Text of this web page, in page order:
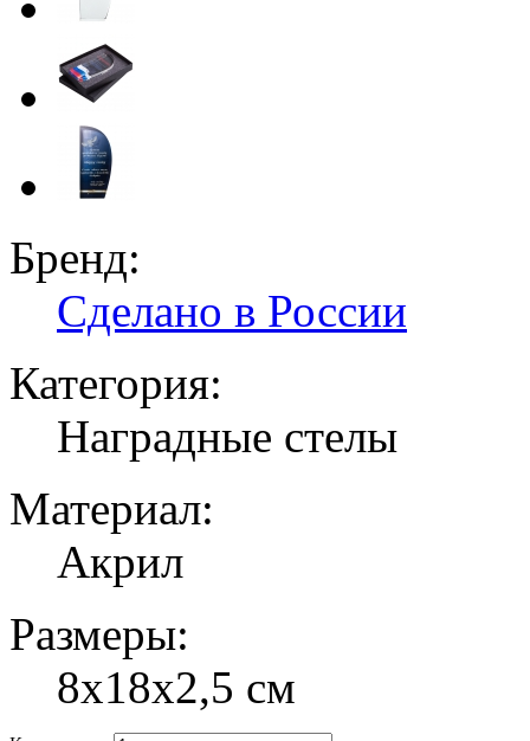
Бренд:
Сделано в России
Категория:
Наградные стелы
Материал:
Акрил
Размеры:
8х18х2,5 см